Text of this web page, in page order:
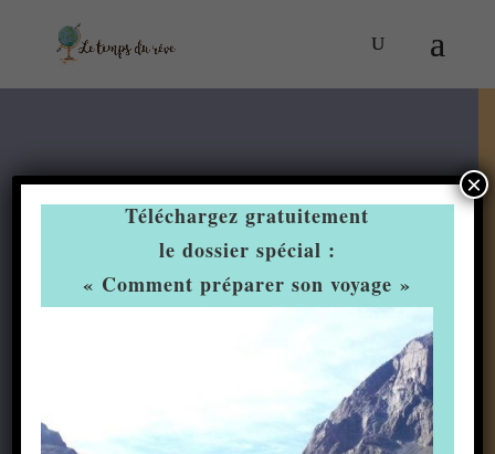
Téléchargez gratuitement
le dossier spécial :
« Comment préparer son voyage »
×